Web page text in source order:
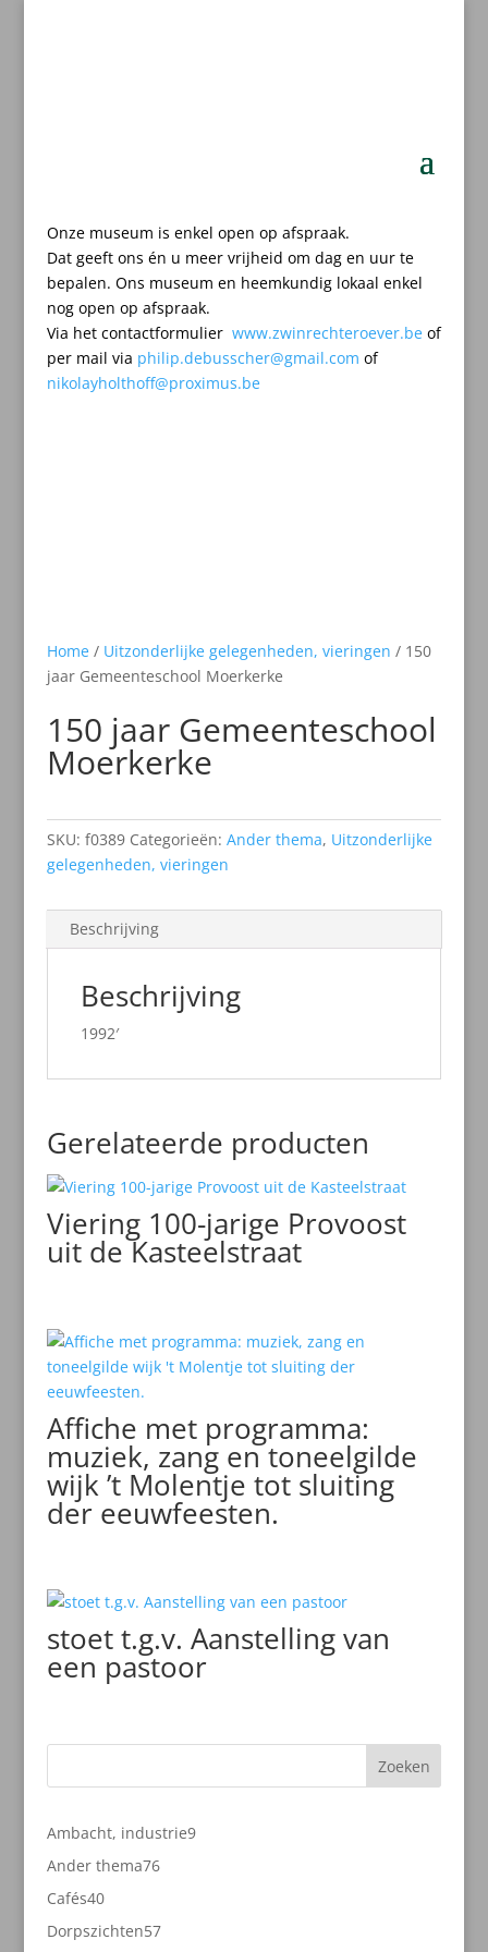
Onze museum is enkel open op afspraak.
Dat geeft ons én u meer vrijheid om dag en uur te
bepalen. Ons museum en heemkundig lokaal enkel
nog open op afspraak.
Via het contactformulier www.zwinrechteroever.be of
per mail via philip.debusscher@gmail.com of
nikolayholthoff@proximus.be
Home/ Uitzonderlijke gelegenheden, vieringen / 150
jaar Gemeenteschool Moerkerke
150 jaar Gemeenteschool
Moerkerke
SKU: f0389 Categorieën: Ander thema, Uitzonderlijke
gelegenheden, vieringen
Beschrijving
Beschrijving
1992′
Gerelateerde producten
Viering 100-jarige Provoost
uit de Kasteelstraat
Affiche met programma:
muziek, zang en toneelgilde
wijk ’t Molentje tot sluiting
der eeuwfeesten.
stoet t.g.v. Aanstelling van
een pastoor
Zoeken
Ambacht, industrie99
Ander thema7676
Cafés4040
producten
Dorpszichten5757